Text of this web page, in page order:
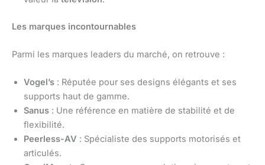
Les marques incontournables
Parmi les marques leaders du marché, on retrouve :
Vogel’s : Réputée pour ses designs élégants et ses
supports haut de gamme.
Sanus : Une référence en matière de stabilité et de
flexibilité.
Peerless-AV : Spécialiste des supports motorisés et
articulés.